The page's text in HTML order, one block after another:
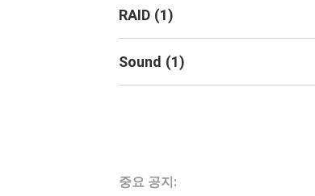
RAID (1)
Sound (1)
중요 공지: